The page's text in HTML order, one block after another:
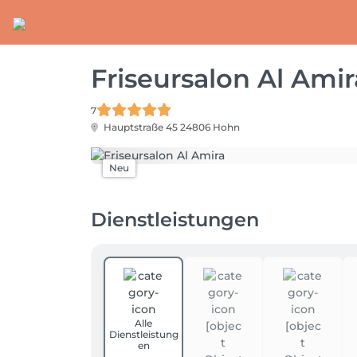
Friseursalon Al
7
Hauptstraße 45 24806 Hohn
Neu
Dienstleistungen
Alle
Dienstleistung
en